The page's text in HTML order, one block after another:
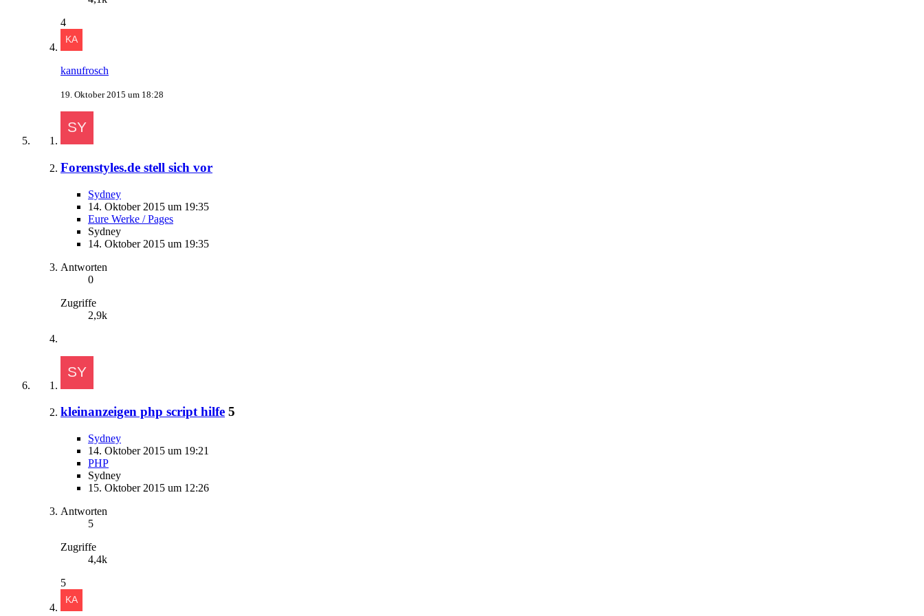
4
kanufrosch
19. Oktober 2015 um 18:28
Forenstyles.de stell sich vor
Sydney
14. Oktober 2015 um 19:35
Eure Werke / Pages
Sydney
14. Oktober 2015 um 19:35
Antworten
0
Zugriffe
2,9k
kleinanzeigen php script hilfe 5
Sydney
14. Oktober 2015 um 19:21
PHP
Sydney
15. Oktober 2015 um 12:26
Antworten
5
Zugriffe
4,4k
5